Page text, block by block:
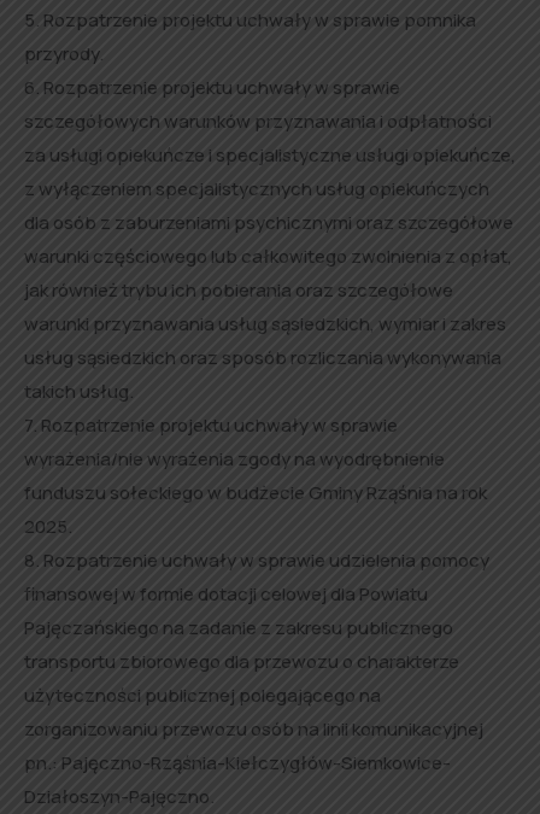
5. Rozpatrzenie projektu uchwały w sprawie pomnika
przyrody.
6. Rozpatrzenie projektu uchwały w sprawie
szczegółowych warunków przyznawania i odpłatności
za usługi opiekuńcze i specjalistyczne usługi opiekuńcze,
z wyłączeniem specjalistycznych usług opiekuńczych
dla osób z zaburzeniami psychicznymi oraz szczegółowe
warunki częściowego lub całkowitego zwolnienia z opłat,
jak również trybu ich pobierania oraz szczegółowe
warunki przyznawania usług sąsiedzkich, wymiar i zakres
usług sąsiedzkich oraz sposób rozliczania wykonywania
takich usług.
7. Rozpatrzenie projektu uchwały w sprawie
wyrażenia/nie wyrażenia zgody na wyodrębnienie
funduszu sołeckiego w budżecie Gminy Rząśnia na rok
2025.
8. Rozpatrzenie uchwały w sprawie udzielenia pomocy
finansowej w formie dotacji celowej dla Powiatu
Pajęczańskiego na zadanie z zakresu publicznego
transportu zbiorowego dla przewozu o charakterze
użyteczności publicznej polegającego na
zorganizowaniu przewozu osób na linii komunikacyjnej
pn.: Pajęczno-Rząśnia-Kiełczygłów-Siemkowice-
Działoszyn-Pajęczno.